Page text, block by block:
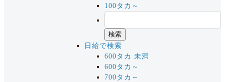
100タカ～
日給で検索
600タカ 未満
600タカ～
700タカ～